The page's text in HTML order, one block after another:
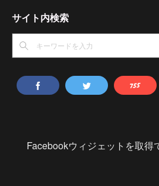
サイト内検索
Facebookウィジェットを取得